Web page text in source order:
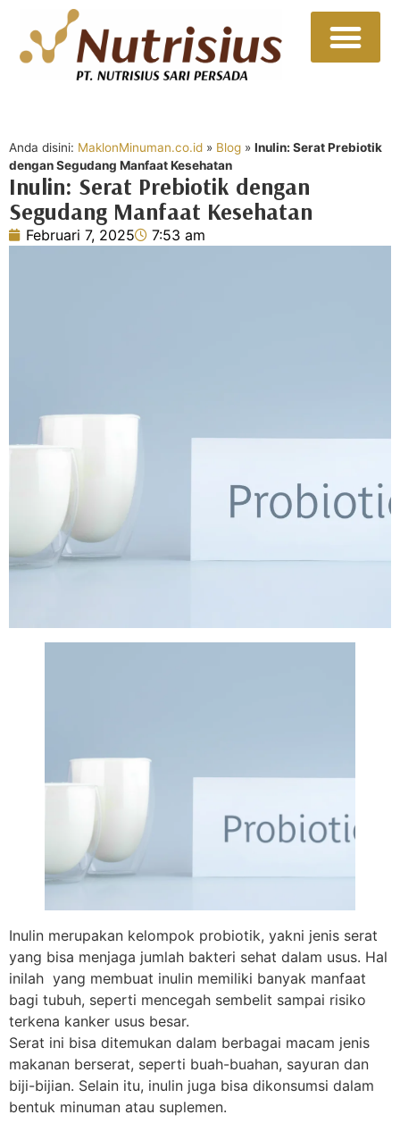
Anda disini: MaklonMinuman.co.id » Blog » Inulin: Serat Prebiotik
dengan Segudang Manfaat Kesehatan
Inulin: Serat Prebiotik dengan
Segudang Manfaat Kesehatan
Februari 7, 2025 7:53 am
Inulin merupakan kelompok probiotik, yakni jenis serat
yang bisa menjaga jumlah bakteri sehat dalam usus. Hal
inilah yang membuat inulin memiliki banyak manfaat
bagi tubuh, seperti mencegah sembelit sampai risiko
terkena kanker usus besar.
Serat ini bisa ditemukan dalam berbagai macam jenis
makanan berserat, seperti buah-buahan, sayuran dan
biji-bijian. Selain itu, inulin juga bisa dikonsumsi dalam
bentuk minuman atau suplemen.